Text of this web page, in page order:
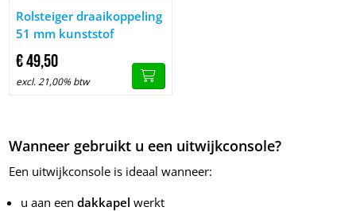
Image Rolsteiger draaikoppeling 51 mm kunststof
Rolsteiger draaikoppeling
51 mm kunststof
€49,50
excl. 21,00% btw
Wanneer gebruikt u een uitwijkconsole?
Een uitwijkconsole is ideaal wanneer:
u aan eendakkapel werkt